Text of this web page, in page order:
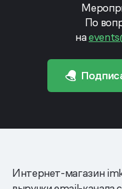
По
на
Интернет-магазин